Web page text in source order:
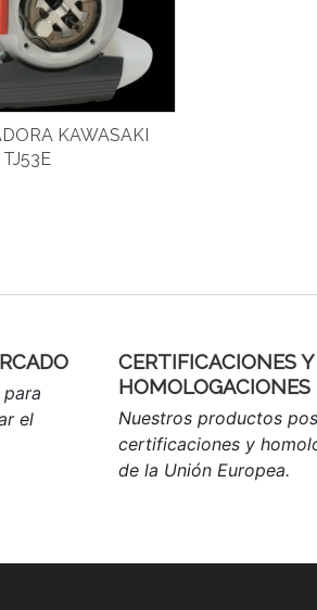
KAWASAKI
TJ53E
el
CERTIFICACIONES Y
HOMOLOGACIONES
Nuestros productos
certificaciones y
de la Unión Europea.